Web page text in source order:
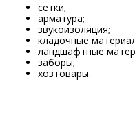
сетки;
арматура;
звукоизоляция;
кладочные
ландшафтные
заборы;
хозтовары.